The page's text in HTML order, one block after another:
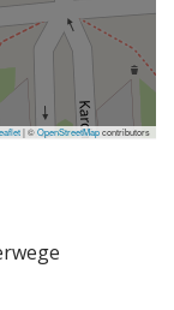
|©OpenStreetMapcontributors